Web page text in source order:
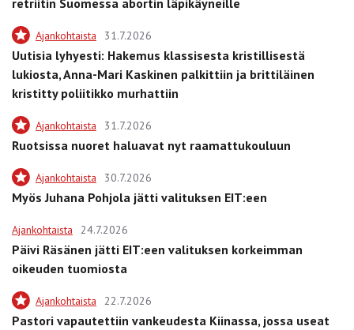
Ajankohtaista 31.7.2026
Uutisia lyhyesti: Hakemus klassisesta kristillisestä
lukiosta, Anna-Mari Kaskinen palkittiin ja brittiläinen
kristitty poliitikko murhattiin
Ajankohtaista 31.7.2026
Ruotsissa nuoret haluavat nyt raamattukouluun
Ajankohtaista 30.7.2026
Myös Juhana Pohjola jätti valituksen EIT:een
Ajankohtaista 24.7.2026
Päivi Räsänen jätti EIT:een valituksen korkeimman
oikeuden tuomiosta
Ajankohtaista 22.7.2026
Pastori vapautettiin vankeudesta Kiinassa, jossa useat